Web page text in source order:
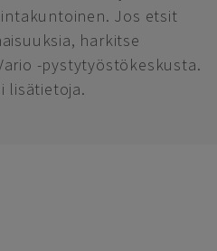
Jos etsit
harkitse
-pystytyöstökeskusta.
lisätietoja.